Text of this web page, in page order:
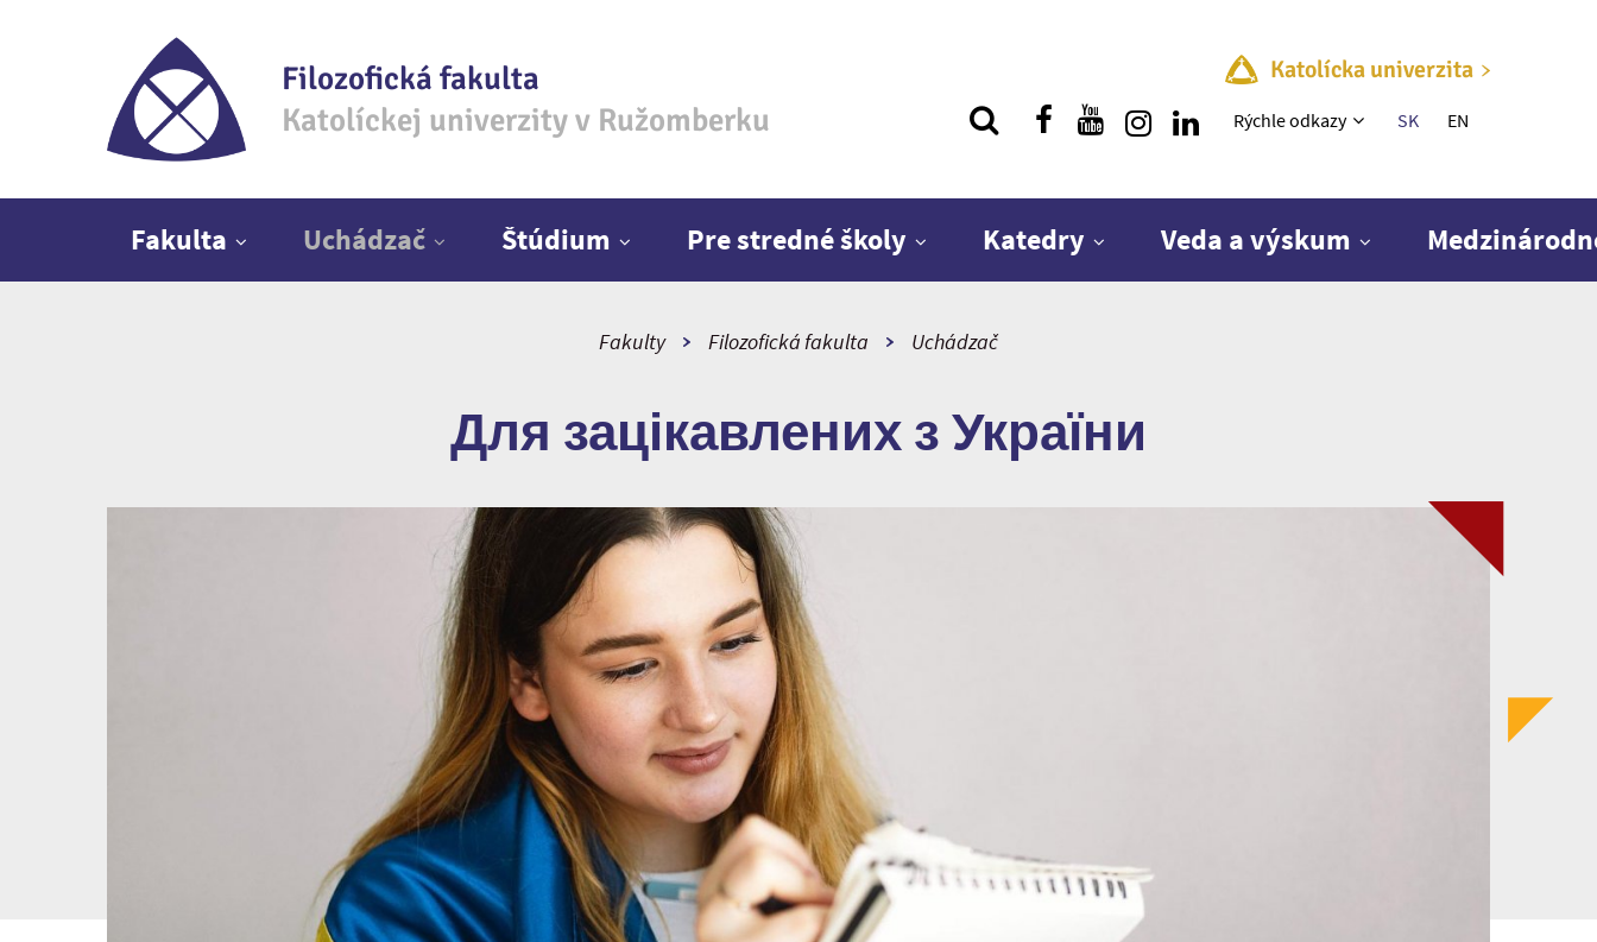
Filozofická fakulta
Katolíckej univerzity v Ružomberku
Katolícka univerzita
Rýchle menu
Rýchle odkazy SK EN
Fakulta Uchádzač Štúdium Pre stredné školy Katedry Veda a výskum
Fakulty Filozofická fakulta Uchádzač
Для зацікавлених з України